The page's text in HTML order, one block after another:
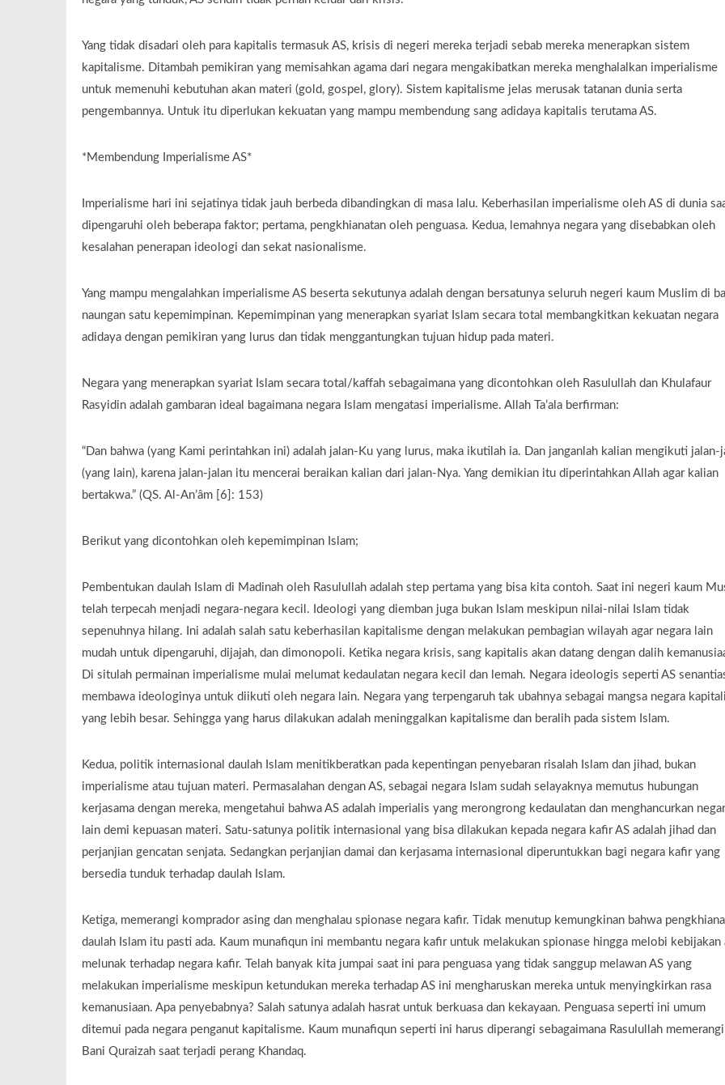
Yang tidak disadari oleh para kapitalis termasuk AS, krisis di negeri mereka terjadi sebab mereka menerapkan sistem
kapitalisme. Ditambah pemikiran yang memisahkan agama dari negara mengakibatkan mereka menghalalkan imperialisme
untuk memenuhi kebutuhan akan materi (gold, gospel, glory). Sistem kapitalisme jelas merusak tatanan dunia serta
pengembannya. Untuk itu diperlukan kekuatan yang mampu membendung sang adidaya kapitalis terutama AS.
*Membendung Imperialisme AS*
Imperialisme hari ini sejatinya tidak jauh berbeda dibandingkan di masa lalu. Keberhasilan imperialisme oleh AS di dunia
dipengaruhi oleh beberapa faktor; pertama, pengkhianatan oleh penguasa. Kedua, lemahnya negara yang disebabkan oleh
kesalahan penerapan ideologi dan sekat nasionalisme.
Yang mampu mengalahkan imperialisme AS beserta sekutunya adalah dengan bersatunya seluruh negeri kaum Muslim di
naungan satu kepemimpinan. Kepemimpinan yang menerapkan syariat Islam secara total membangkitkan kekuatan negara
adidaya dengan pemikiran yang lurus dan tidak menggantungkan tujuan hidup pada materi.
Negara yang menerapkan syariat Islam secara total/kaffah sebagaimana yang dicontohkan oleh Rasulullah dan Khulafaur
Rasyidin adalah gambaran ideal bagaimana negara Islam mengatasi imperialisme. Allah Ta’ala berfirman:
“Dan bahwa (yang Kami perintahkan ini) adalah jalan-Ku yang lurus, maka ikutilah ia. Dan janganlah kalian mengikuti jalan-
(yang lain), karena jalan-jalan itu mencerai beraikan kalian dari jalan-Nya. Yang demikian itu diperintahkan Allah agar kalian
bertakwa.” (QS. Al-An’âm [6]: 153)
Berikut yang dicontohkan oleh kepemimpinan Islam;
Pembentukan daulah Islam di Madinah oleh Rasulullah adalah step pertama yang bisa kita contoh. Saat ini negeri kaum
telah terpecah menjadi negara-negara kecil. Ideologi yang diemban juga bukan Islam meskipun nilai-nilai Islam tidak
sepenuhnya hilang. Ini adalah salah satu keberhasilan kapitalisme dengan melakukan pembagian wilayah agar negara lain
mudah untuk dipengaruhi, dijajah, dan dimonopoli. Ketika negara krisis, sang kapitalis akan datang dengan dalih
Di situlah permainan imperialisme mulai melumat kedaulatan negara kecil dan lemah. Negara ideologis seperti AS
membawa ideologinya untuk diikuti oleh negara lain. Negara yang terpengaruh tak ubahnya sebagai mangsa negara
yang lebih besar. Sehingga yang harus dilakukan adalah meninggalkan kapitalisme dan beralih pada sistem Islam.
Kedua, politik internasional daulah Islam menitikberatkan pada kepentingan penyebaran risalah Islam dan jihad, bukan
imperialisme atau tujuan materi. Permasalahan dengan AS, sebagai negara Islam sudah selayaknya memutus hubungan
kerjasama dengan mereka, mengetahui bahwa AS adalah imperialis yang merongrong kedaulatan dan menghancurkan
lain demi kepuasan materi. Satu-satunya politik internasional yang bisa dilakukan kepada negara kafir AS adalah jihad dan
perjanjian gencatan senjata. Sedangkan perjanjian damai dan kerjasama internasional diperuntukkan bagi negara kafir yang
bersedia tunduk terhadap daulah Islam.
Ketiga, memerangi komprador asing dan menghalau spionase negara kafir. Tidak menutup kemungkinan bahwa
daulah Islam itu pasti ada. Kaum munafiqun ini membantu negara kafir untuk melakukan spionase hingga melobi kebijakan
melunak terhadap negara kafir. Telah banyak kita jumpai saat ini para penguasa yang tidak sanggup melawan AS yang
melakukan imperialisme meskipun ketundukan mereka terhadap AS ini mengharuskan mereka untuk menyingkirkan rasa
kemanusiaan. Apa penyebabnya? Salah satunya adalah hasrat untuk berkuasa dan kekayaan. Penguasa seperti ini umum
ditemui pada negara penganut kapitalisme. Kaum munafiqun seperti ini harus diperangi sebagaimana Rasulullah memerangi
Bani Quraizah saat terjadi perang Khandaq.